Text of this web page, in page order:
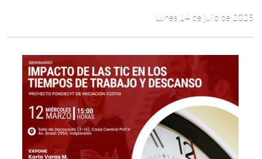
Lunes 14 de julio de 2025